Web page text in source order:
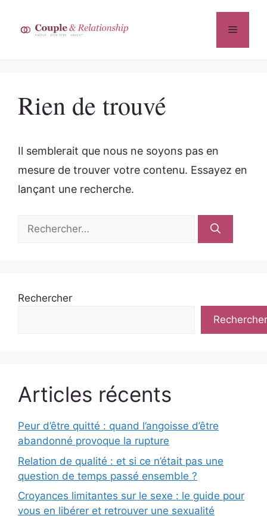
contenu
Menu
Rien de trouvé
Il semblerait que nous ne soyons pas en
mesure de trouver votre contenu. Essayez en
lançant une recherche.
Rechercher :
Rechercher
Rechercher
Articles récents
Peur d’être quitté : quand l’angoisse d’être
abandonné provoque la rupture
Relation de qualité : et si ce n’était pas une
question de temps passé ensemble ?
Croyances limitantes sur le sexe : le guide pour
vous en libérer et retrouver une sexualité